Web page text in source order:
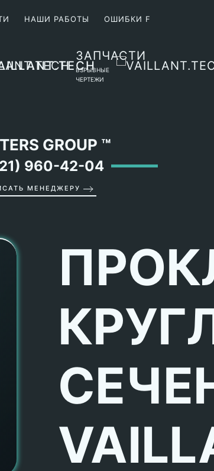
НАШИ РАБОТЫ ОШИБКИ F
ЗАПЧАСТИ
ВЗРЫВНЫЕ
ЧЕРТЕЖИ
GROUP ™
960-42-04
МЕНЕДЖЕРУ